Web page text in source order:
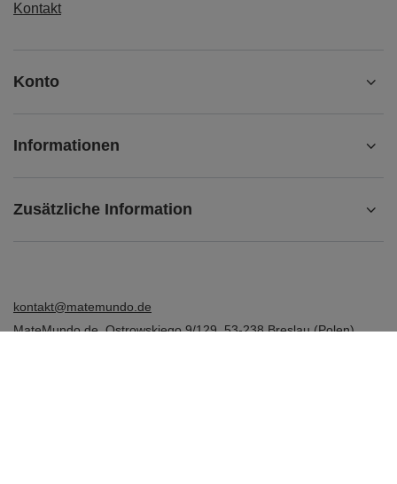
Kontakt
Konto
Informationen
Zusätzliche Information
kontakt@matemundo.de
MateMundo.de,Ostrowskiego 9/129,53-238Breslau (Polen)